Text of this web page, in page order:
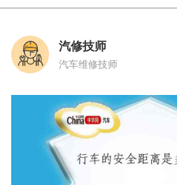
汽修技师
汽车维修技师